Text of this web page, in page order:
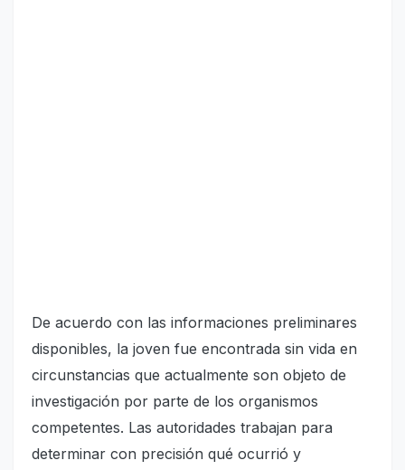
De acuerdo con las informaciones preliminares
disponibles, la joven fue encontrada sin vida en
circunstancias que actualmente son objeto de
investigación por parte de los organismos
competentes. Las autoridades trabajan para
determinar con precisión qué ocurrió y